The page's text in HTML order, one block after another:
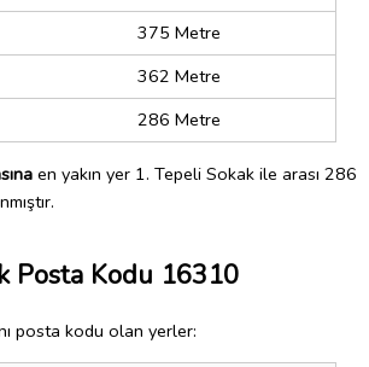
375 Metre
362 Metre
286 Metre
en yakın yer 1. Tepeli Sokak ile arası 286
Posta Kodu 16310
posta kodu olan yerler: